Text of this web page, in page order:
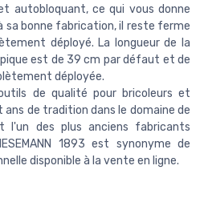
autobloquant, ce qui vous donne
sa bonne fabrication, il reste ferme
déployé. La longueur de la
est de 39 cm par défaut et de
déployée.
outils de qualité pour bricoleurs et
de tradition dans le domaine de
l'un des plus anciens fabricants
1893 est synonyme de
disponible à la vente en ligne.